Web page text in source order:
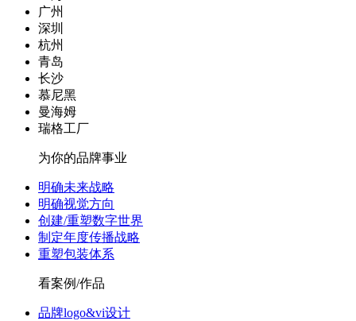
广州
深圳
杭州
青岛
长沙
慕尼黑
曼海姆
瑞格工厂
为你的品牌事业
明确未来战略
明确视觉方向
创建/重塑数字世界
制定年度传播战略
重塑包装体系
看案例/作品
品牌logo&vi设计